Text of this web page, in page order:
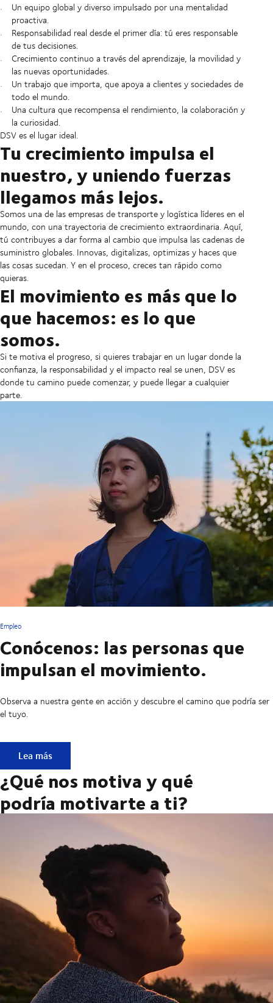
Un equipo global y diverso impulsado por una mentalidad
proactiva.
Responsabilidad real desde el primer día: tú eres responsable
de tus decisiones.
Crecimiento continuo a través del aprendizaje, la movilidad y
las nuevas oportunidades.
Un trabajo que importa, que apoya a clientes y sociedades de
todo el mundo.
Una cultura que recompensa el rendimiento, la colaboración y
la curiosidad.
DSV es el lugar ideal.
Tu crecimiento impulsa el
nuestro, y uniendo fuerzas
llegamos más lejos.
Somos una de las empresas de transporte y logística líderes en el
mundo, con una trayectoria de crecimiento extraordinaria. Aquí,
tú contribuyes a dar forma al cambio que impulsa las cadenas de
suministro globales. Innovas, digitalizas, optimizas y haces que
las cosas sucedan. Y en el proceso, creces tan rápido como
quieras.
El movimiento es más que lo
que hacemos: es lo que
somos.
Si te motiva el progreso, si quieres trabajar en un lugar donde la
confianza, la responsabilidad y el impacto real se unen, DSV es
donde tu camino puede comenzar, y puede llegar a cualquier
parte.
Empleo
Conócenos: las personas que
impulsan el movimiento.
Observa a nuestra gente en acción y descubre el camino que podría ser
el tuyo.
Conócenos: las personas que impulsan el movimiento.
Lea más
¿Qué nos motiva y qué
podría motivarte a ti?